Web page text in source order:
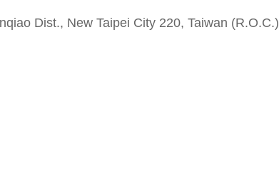
Dist., New Taipei City 220, Taiwan (R.O.C.)